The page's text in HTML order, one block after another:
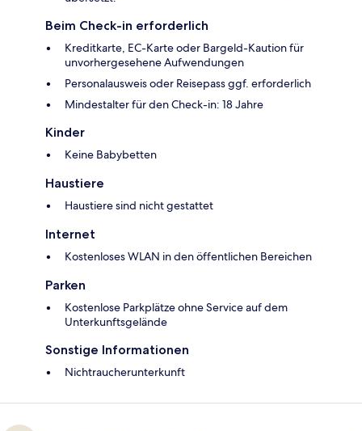
Beim Check-in erforderlich
Kreditkarte, EC-Karte oder Bargeld-Kaution für
unvorhergesehene Aufwendungen
Personalausweis oder Reisepass ggf. erforderlich
Mindestalter für den Check-in: 18 Jahre
Kinder
Keine Babybetten
Haustiere
Haustiere sind nicht gestattet
Internet
Kostenloses WLAN in den öffentlichen Bereichen
Parken
Kostenlose Parkplätze ohne Service auf dem
Unterkunftsgelände
Sonstige Informationen
Nichtraucherunterkunft